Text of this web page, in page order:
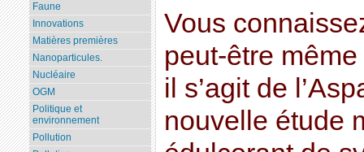
Vous
peut-être
il s’agit de
nouvelle étude
Faune
Innovations
Matières premières
Nanoparticules.
Nucléaire
OGM
Politique et
environnement
Pollution